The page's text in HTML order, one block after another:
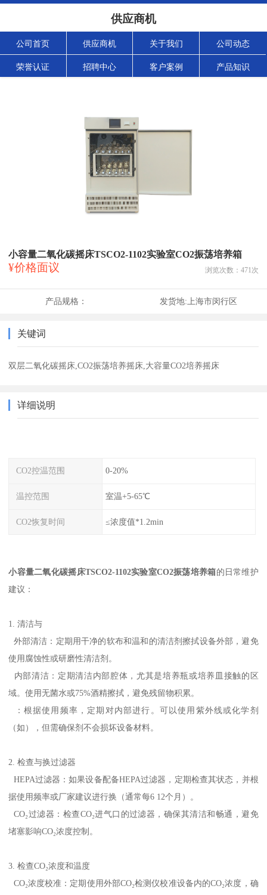
供应商机
公司首页 供应商机 关于我们 公司动态
荣誉认证 招聘中心 客户案例 产品知识
小容量二氧化碳摇床TSCO2-1102实验室CO2振荡培养箱
¥价格面议 浏览次数： 471次
产品规格： 发货地: 上海市闵行区
关键词
双层二氧化碳摇床,CO2振荡培养摇床,大容量CO2培养摇床
详细说明
CO2控温范围 0-20%
温控范围 室温+5-65℃
CO2恢复时间 ≤浓度值*1.2min
小容量二氧化碳摇床TSCO2-1102实验室CO2振荡培养箱的日常维护
建议：
1. 清洁与
外部清洁：定期用干净的软布和温和的清洁剂擦拭设备外部，避免
使用腐蚀性或研磨性清洁剂。
内部清洁：定期清洁内部腔体，尤其是培养瓶或培养皿接触的区
域。使用无菌水或75%酒精擦拭，避免残留物积累。
：根据使用频率，定期对内部进行。可以使用紫外线或化学剂
（如），但需确保剂不会损坏设备材料。
2. 检查与换过滤器
HEPA过滤器：如果设备配备HEPA过滤器，定期检查其状态，并根
据使用频率或厂家建议进行换（通常每6 12个月）。
CO₂过滤器：检查CO₂进气口的过滤器，确保其清洁和畅通，避免
堵塞影响CO₂浓度控制。
3. 检查CO₂浓度和温度
CO₂浓度校准：定期使用外部CO₂检测仪校准设备内的CO₂浓度，确